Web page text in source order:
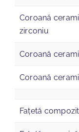
Coroană
zirconiu
Coroană
Coroană
Fațetă compozit